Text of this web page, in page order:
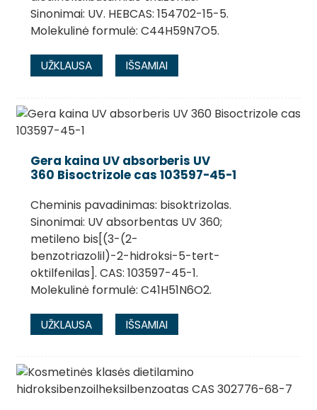
Sinonimai: UV. HEBCAS: 154702-15-5.
Molekulinė formulė: C44H59N7O5.
UŽKLAUSA IŠSAMIAI
Gera kaina UV absorberis UV
360 Bisoctrizole cas 103597-45-1
Cheminis pavadinimas: bisoktrizolas.
Sinonimai: UV absorbentas UV 360;
metileno bis[(3-(2-
benzotriazolil)-2-hidroksi-5-tert-
oktilfenilas]. CAS: 103597-45-1.
Molekulinė formulė: C41H51N6O2.
UŽKLAUSA IŠSAMIAI